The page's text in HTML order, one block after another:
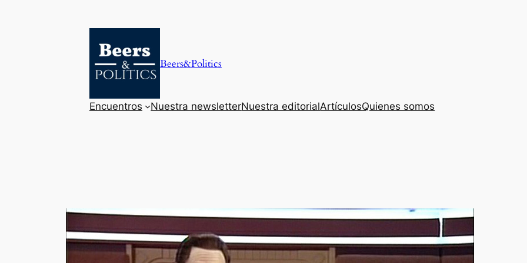
Beers&Politics
Encuentros Nuestra newsletterNuestra editorialArtículosQuienes somos